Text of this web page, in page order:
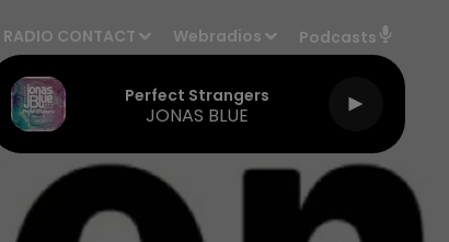
RADIO CONTACT Webradios Podcasts
Perfect Strangers
JONAS BLUE